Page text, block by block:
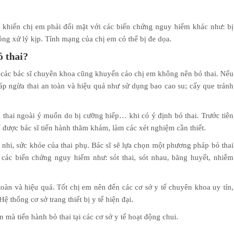
chị em phải đối mặt với các biến chứng nguy hiểm khác như: bị
xử lý kịp. Tính mạng của chị em có thể bị đe dọa.
thai?
bác sĩ chuyên khoa cũng khuyến cáo chị em không nên bỏ thai. Nếu
ngừa thai an toàn và hiệu quả như sử dụng bao cao su; cấy que tránh
thai ngoài ý muốn do bị cưỡng hiếp… khi có ý định bỏ thai. Trước tiên
bác sĩ tiến hành thăm khám, làm các xét nghiệm cần thiết.
sức khỏe của thai phụ. Bác sĩ sẽ lựa chọn một phương pháp bỏ thai
biến chứng nguy hiểm như: sót thai, sót nhau, băng huyết, nhiễm
và hiệu quả. Tốt chị em nên đến các cơ sở y tế chuyên khoa uy tín,
thống cơ sở trang thiết bị y tế hiện đại.
mà tiến hành bỏ thai tại các cơ sở y tế hoạt động chui.